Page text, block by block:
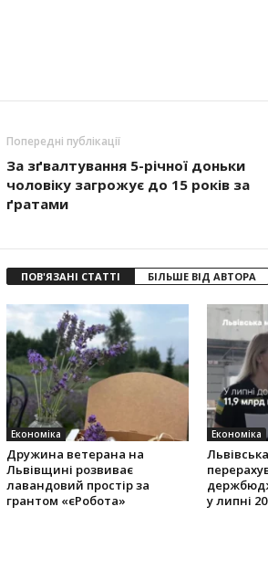
Попередні публікації
За зґвалтування 5-річної доньки
чоловіку загрожує до 15 років за
ґратами
ПОВ'ЯЗАНІ СТАТТІ БІЛЬШЕ ВІД АВТОРА
Економіка
Дружина ветерана на
Львівщині розвиває
лавандовий простір за
грантом «єРобота»
Економіка
у липні